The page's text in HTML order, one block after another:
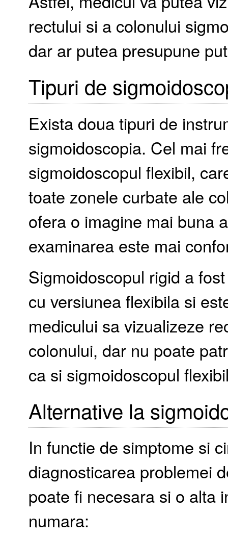
rectului si a colonului
dar ar putea presupune
Tipuri de
Exista doua tipuri de
sigmoidoscopia. Cel mai
sigmoidoscopul flexibil,
toate zonele curbate ale
ofera o imagine mai buna
examinarea este mai
Sigmoidoscopul rigid a
cu versiunea flexibila si
medicului sa vizualizeze
colonului, dar nu poate
ca si sigmoidoscopul
Alternative la
In functie de simptome si
diagnosticarea problemei
poate fi necesara si o alta
numara: